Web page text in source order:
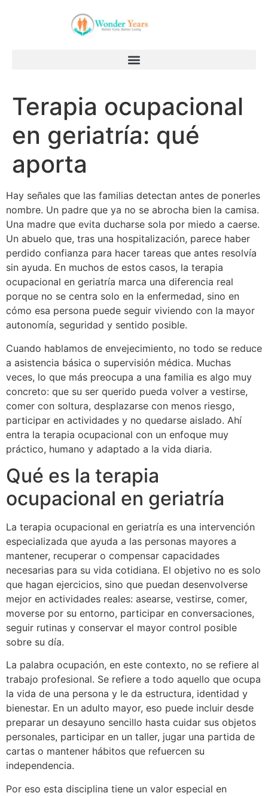
Terapia ocupacional
en geriatría: qué
aporta
Hay señales que las familias detectan antes de ponerles
nombre. Un padre que ya no se abrocha bien la camisa.
Una madre que evita ducharse sola por miedo a caerse.
Un abuelo que, tras una hospitalización, parece haber
perdido confianza para hacer tareas que antes resolvía
sin ayuda. En muchos de estos casos, la terapia
ocupacional en geriatría marca una diferencia real
porque no se centra solo en la enfermedad, sino en
cómo esa persona puede seguir viviendo con la mayor
autonomía, seguridad y sentido posible.
Cuando hablamos de envejecimiento, no todo se reduce
a asistencia básica o supervisión médica. Muchas
veces, lo que más preocupa a una familia es algo muy
concreto: que su ser querido pueda volver a vestirse,
comer con soltura, desplazarse con menos riesgo,
participar en actividades y no quedarse aislado. Ahí
entra la terapia ocupacional con un enfoque muy
práctico, humano y adaptado a la vida diaria.
Qué es la terapia
ocupacional en geriatría
La terapia ocupacional en geriatría es una intervención
especializada que ayuda a las personas mayores a
mantener, recuperar o compensar capacidades
necesarias para su vida cotidiana. El objetivo no es solo
que hagan ejercicios, sino que puedan desenvolverse
mejor en actividades reales: asearse, vestirse, comer,
moverse por su entorno, participar en conversaciones,
seguir rutinas y conservar el mayor control posible
sobre su día.
La palabra ocupación, en este contexto, no se refiere al
trabajo profesional. Se refiere a todo aquello que ocupa
la vida de una persona y le da estructura, identidad y
bienestar. En un adulto mayor, eso puede incluir desde
preparar un desayuno sencillo hasta cuidar sus objetos
personales, participar en un taller, jugar una partida de
cartas o mantener hábitos que refuercen su
independencia.
Por eso esta disciplina tiene un valor especial en